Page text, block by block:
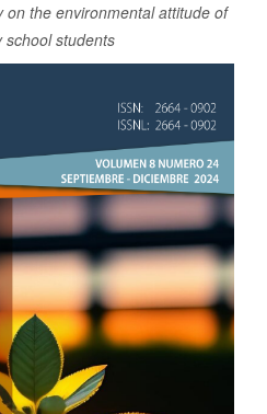
the environmental attitude of
school students